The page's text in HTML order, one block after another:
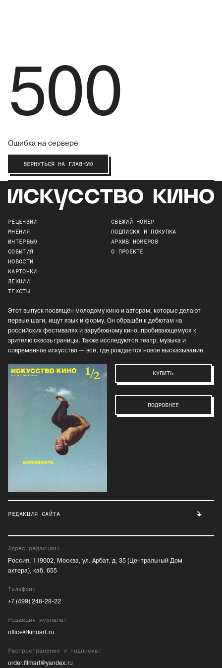
500
Ошибка на сервере
ВЕРНУТЬСЯ НА ГЛАВНУЮ
РЕЦЕНЗИИ
МНЕНИЯ
ИНТЕРВЬЮ
СОБЫТИЯ
НОВОСТИ
КАРТОЧКИ
ЛЕКЦИИ
ТЕКСТЫ
СВЕЖИЙ НОМЕР
ПОДПИСКА И ПОКУПКА
АРХИВ НОМЕРОВ
О ПРОЕКТЕ
Этот выпуск посвящён молодому кино и авторам, которые делают
первые шаги, ищут язык и форму. Он обращён к дебютам на
российских фестивалях и зарубежному кино, пробивающемуся к
зрителю сквозь границы. Также исследуются театр, музыка и
современное искусство — всё, где рождается новое высказывание.
КУПИТЬ
ПОДРОБНЕЕ
РЕДАКЦИЯ САЙТА
Адрес редакции:
Россия, 119002, Москва, ул. Арбат, д. 35 (Центральный Дом
актера), каб. 655
Телефон:
+7 (499) 248-28-22
Редакция журнала:
office@kinoart.ru
Распространение и подписка:
order.filmart@yandex.ru